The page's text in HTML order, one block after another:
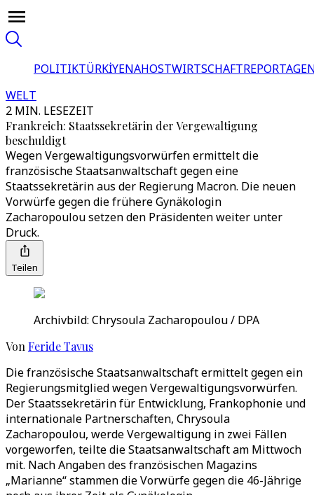
POLITIKTÜRKİYENAHOSTWIRTSCHAFT
WELT
2 MIN. LESEZEIT
Frankreich: Staatssekretärin der Vergewaltigung
beschuldigt
Wegen Vergewaltigungsvorwürfen ermittelt die
französische Staatsanwaltschaft gegen eine
Staatssekretärin aus der Regierung Macron. Die neuen
Vorwürfe gegen die frühere Gynäkologin
Zacharopoulou setzen den Präsidenten weiter unter
Druck.
Teilen
Archivbild: Chrysoula Zacharopoulou / DPA
Von Feride Tavus
Die französische Staatsanwaltschaft ermittelt gegen ein
Regierungsmitglied wegen Vergewaltigungsvorwürfen.
Der Staatssekretärin für Entwicklung, Frankophonie und
internationale Partnerschaften, Chrysoula
Zacharopoulou, werde Vergewaltigung in zwei Fällen
vorgeworfen, teilte die Staatsanwaltschaft am Mittwoch
mit. Nach Angaben des französischen Magazins
„Marianne“ stammen die Vorwürfe gegen die 46-Jährige